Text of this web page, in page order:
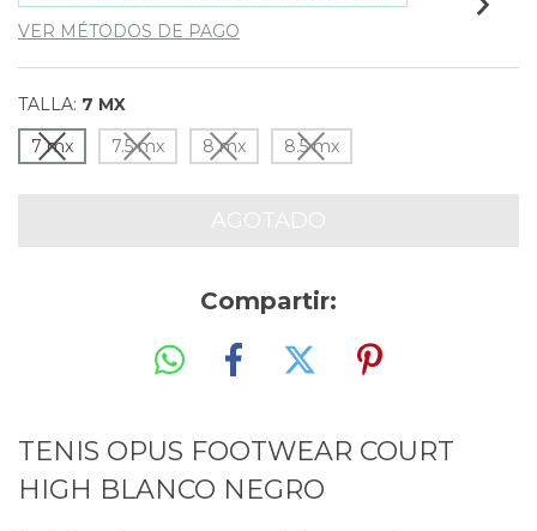
VER MÉTODOS DE PAGO
TALLA: 7 MX
7 mx
7.5 mx 8 mx 8.5 mx
Compartir:
TENIS OPUS FOOTWEAR COURT
HIGH BLANCO NEGRO